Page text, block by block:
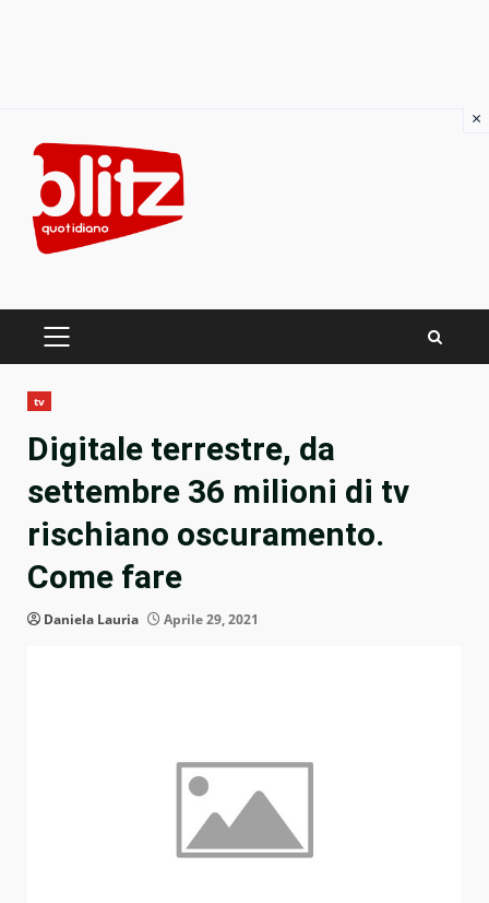
content
PRIMARY
tv
Digitale terrestre, da
settembre 36 milioni di tv
rischiano oscuramento.
Come fare
Daniela Lauria Aprile 29, 2021
×